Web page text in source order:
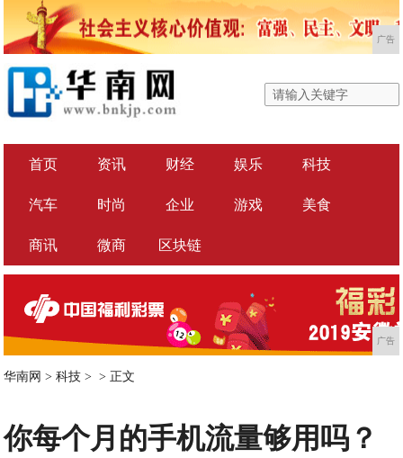
广告
首页 资讯 财经 娱乐 科技
汽车 时尚 企业 游戏 美食
商讯 微商 区块链
广告
华南网 >科技 > > 正文
你每个月的手机流量够用吗？